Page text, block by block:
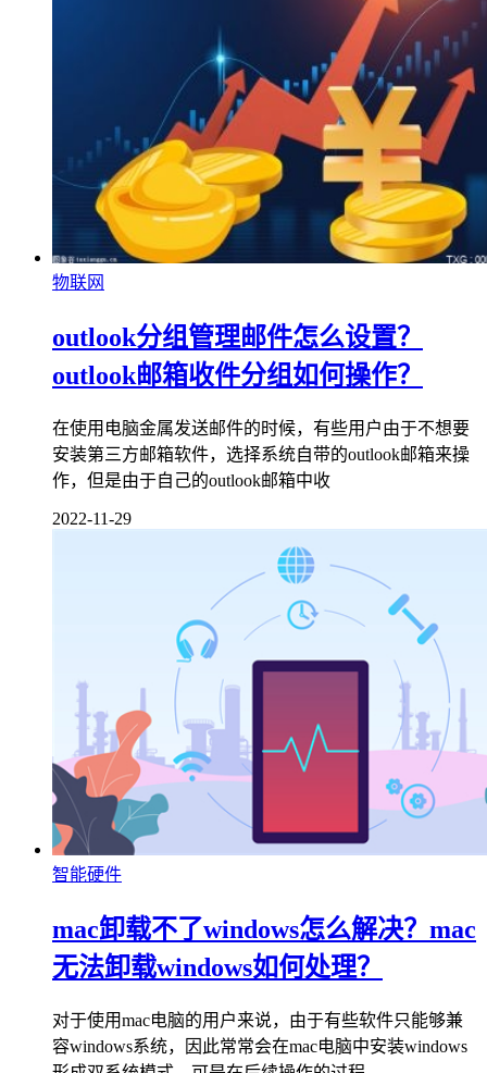
物联网
outlook分组管理邮件怎么设置？
outlook邮箱收件分组如何操作？
在使用电脑金属发送邮件的时候，有些用户由于不想要
安装第三方邮箱软件，选择系统自带的outlook邮箱来操
作，但是由于自己的outlook邮箱中收
2022-11-29
智能硬件
mac卸载不了windows怎么解决？mac
无法卸载windows如何处理？
对于使用mac电脑的用户来说，由于有些软件只能够兼
容windows系统，因此常常会在mac电脑中安装windows